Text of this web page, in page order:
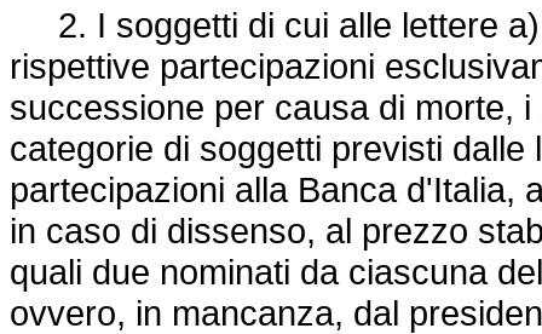
2. I soggetti di cui alle lettere
rispettive partecipazioni
successione per causa di morte,
categorie di soggetti previsti
partecipazioni alla Banca d'Italia,
in caso di dissenso, al prezzo
quali due nominati da ciascuna
ovvero, in mancanza, dal